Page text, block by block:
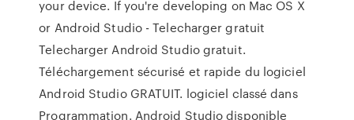
your device. If you're developing on Mac OS X
or Android Studio - Telecharger gratuit
Telecharger Android Studio gratuit.
Téléchargement sécurisé et rapide du logiciel
Android Studio GRATUIT. logiciel classé dans
Programmation. Android Studio disponible